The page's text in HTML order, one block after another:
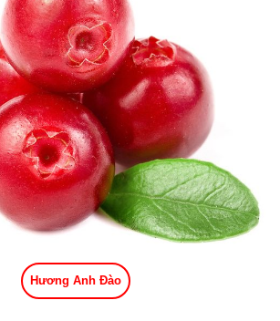
Hương Anh Đào